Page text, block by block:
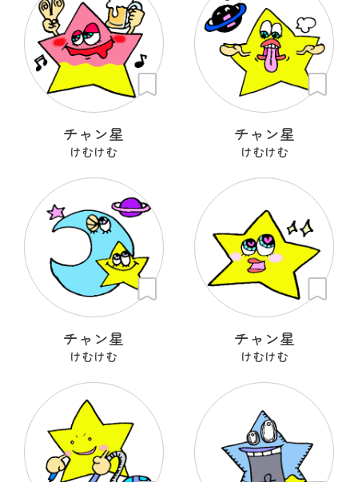
チャン星
けむけむ
チャン星
けむけむ
チャン星
けむけむ
チャン星
けむけむ